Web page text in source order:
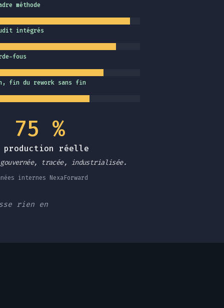
méthode
intégrés
fous
fin du rework sans fin
75 %
production réelle
gouvernée, tracée, industrialisée.
internes NexaForward
rien en